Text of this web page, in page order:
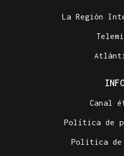
La Región
Canal
Política de
Política de